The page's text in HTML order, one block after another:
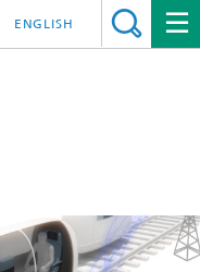
ENGLISH